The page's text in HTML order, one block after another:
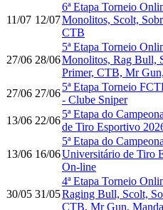
11/07 12/07
6ª Etapa Torneio
Monolitos, Scolt,
CTB
27/06 28/06
5ª Etapa Torneio
Monolitos, Rag Bull,
Primer, CTB, Mr
27/06 27/06
5ª Etapa Torneio
- Clube Sniper
13/06 22/06
5ª Etapa do
de Tiro Esportivo
13/06 16/06
5ª Etapa do
Universitário de Tiro
On-line
30/05 31/05
4ª Etapa Torneio
Raging Bull, Scolt,
CTB, Mr Gun,